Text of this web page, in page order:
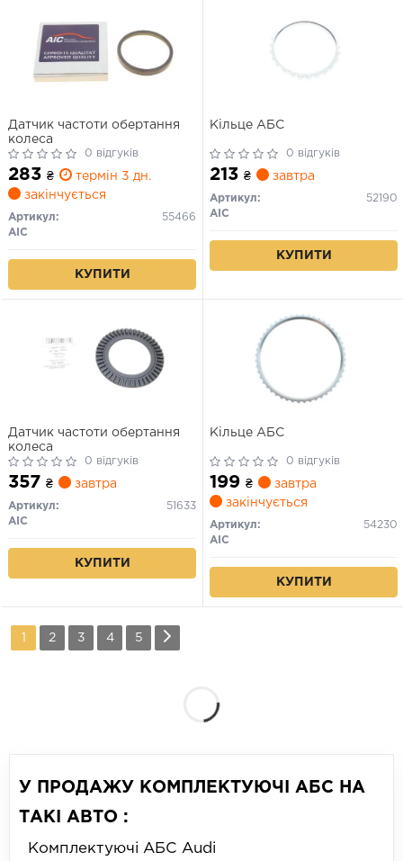
Датчик частоти обертання
колеса
0 відгуків
283 ₴
термін 3 дн.
закінчується
Артикул:
55466
AIC
КУПИТИ
Кільце АБС
0 відгуків
213 ₴ завтра
Артикул:
52190
AIC
КУПИТИ
Датчик частоти обертання
колеса
0 відгуків
357 ₴ завтра
Артикул:
51633
AIC
КУПИТИ
Кільце АБС
0 відгуків
199 ₴
завтра
закінчується
Артикул:
54230
AIC
КУПИТИ
2 3 4 5
У ПРОДАЖУ КОМПЛЕКТУЮЧІ АБС НА
ТАКІ АВТО :
Комплектуючі АБС Audi